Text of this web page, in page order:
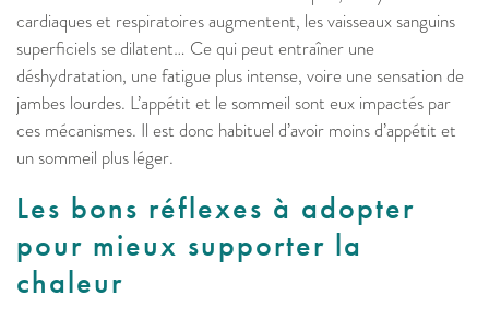
cardiaques et respiratoires augmentent, les vaisseaux sanguins
superficiels se dilatent… Ce qui peut entraîner une
déshydratation, une fatigue plus intense, voire une sensation de
jambes lourdes. L’appétit et le sommeil sont eux impactés par
ces mécanismes. Il est donc habituel d’avoir moins d’appétit et
un sommeil plus léger.
Les bons réflexes à adopter
pour mieux supporter la
chaleur